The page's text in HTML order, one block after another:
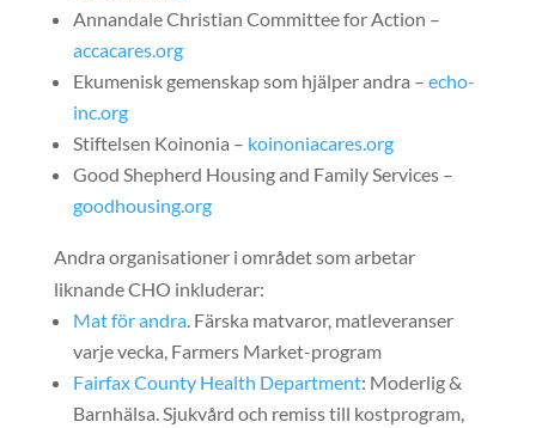
Annandale Christian Committee for Action –
accacares.org
Ekumenisk gemenskap som hjälper andra – echo-
inc.org
Stiftelsen Koinonia – koinoniacares.org
Good Shepherd Housing and Family Services –
goodhousing.org
Andra organisationer i området som arbetar
liknande CHO inkluderar:
Mat för andra. Färska matvaror, matleveranser
varje vecka, Farmers Market-program
Fairfax County Health Department: Moderlig &
Barnhälsa. Sjukvård och remiss till kostprogram,